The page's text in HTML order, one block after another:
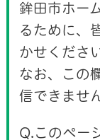
鉾田市ホー
るために、
かせくださ
なお、この
信できませ
Q.このペー